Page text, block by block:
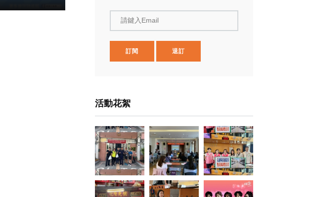
請鍵入Email
訂閱 退訂
活動花絮